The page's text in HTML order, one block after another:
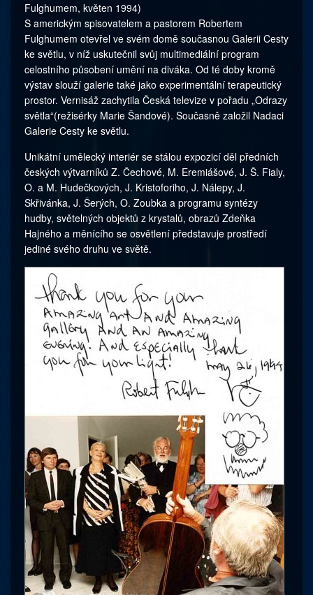
Fulghumem, květen 1994)
S americkým spisovatelem a pastorem Robertem
Fulghumem otevřel ve svém domě současnou Galerii Cesty
ke světlu, v níž uskutečnil svůj multimediální program
celostního působení umění na diváka. Od té doby kromě
výstav slouží galerie také jako experimentální terapeutický
prostor. Vernisáž zachytila Česká televize v pořadu „Odrazy
světla“(režisérky Marie Šandové). Současně založil Nadaci
Galerie Cesty ke světlu.
Unikátní umělecký interiér se stálou expozicí děl předních
českých výtvarníků Z. Čechové, M. Eremiášové, J. Š. Fialy,
O. a M. Hudečkových, J. Kristoforiho, J. Nálepy, J.
Skřivánka, J. Šerých, O. Zoubka a programu syntézy
hudby, světelných objektů z krystalů, obrazů Zdeňka
Hajného a měnícího se osvětlení představuje prostředí
jediné svého druhu ve světě.